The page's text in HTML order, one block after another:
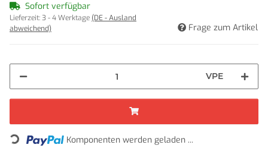
Sofort verfügbar
Lieferzeit:3 - 4 Werktage (DE - Ausland
abweichend)
Frage zum Artikel
VPE
Loading... Komponenten werden geladen ...